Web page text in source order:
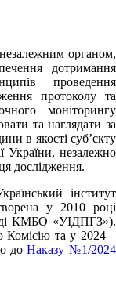
органом,
дотримання
проведення
протоколу та
моніторингу
та наглядати за
в якості суб’єкту
України, незалежно
дослідження.
інститут
у 2010 році
КМБО «УІДПГЗ»).
Комісію та у 2024 –
доНаказу №1/2024